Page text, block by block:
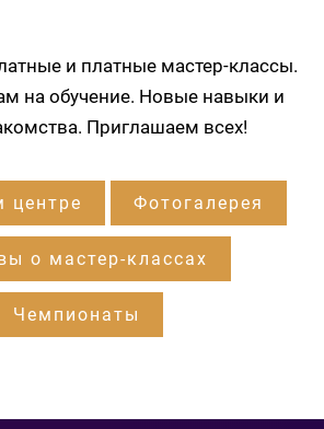
и платные мастер-классы.
на обучение. Новые навыки и
Приглашаем всех!
центре Фотогалерея
о мастер-классах
Чемпионаты